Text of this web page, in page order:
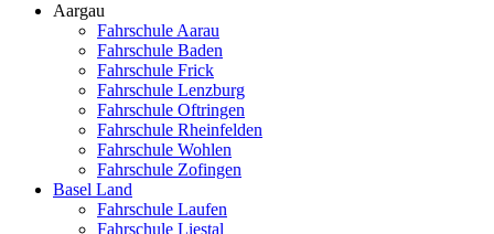
Aargau
Fahrschule Aarau
Fahrschule Baden
Fahrschule Frick
Fahrschule Lenzburg
Fahrschule Oftringen
Fahrschule Rheinfelden
Fahrschule Wohlen
Fahrschule Zofingen
Basel Land
Fahrschule Laufen
Fahrschule Liestal